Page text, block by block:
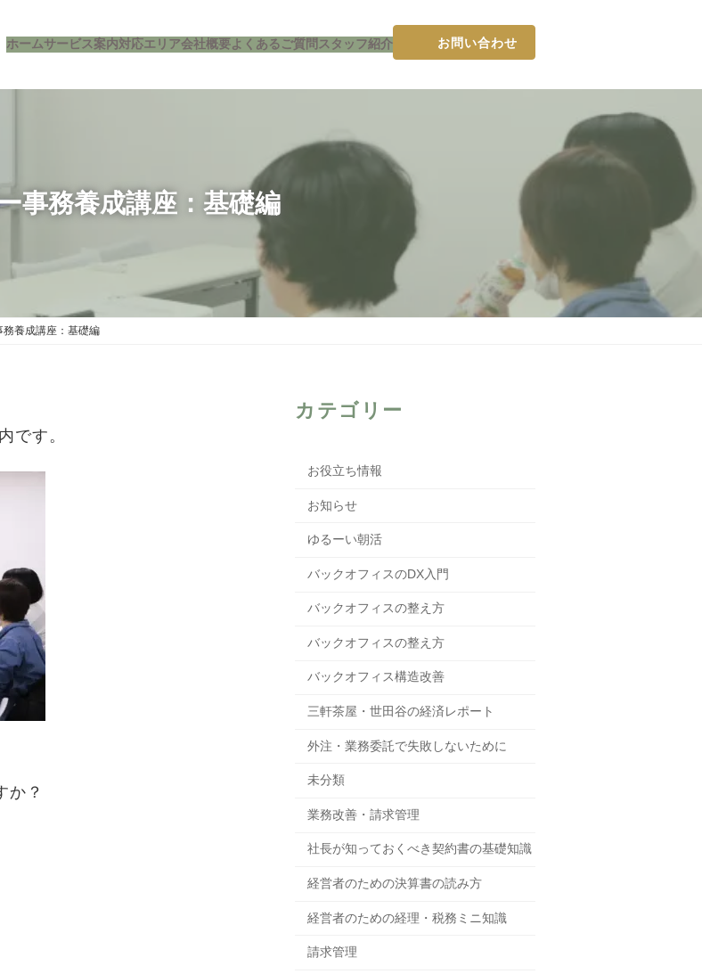
ホームサービス案内対応エリア会社概要よくあるご質問 スタッフ紹介 お問い合わせ
事務養成講座：基礎編
養成講座：基礎編
です。
か？
カテゴリー
お役立ち情報
お知らせ
ゆるーい朝活
バックオフィスのDX入門
バックオフィスの整え方
バックオフィスの整え方
バックオフィス構造改善
三軒茶屋・世田谷の経済レポート
外注・業務委託で失敗しないために
未分類
業務改善・請求管理
社長が知っておくべき契約書の基礎知識
経営者のための決算書の読み方
経営者のための経理・税務ミニ知識
請求管理